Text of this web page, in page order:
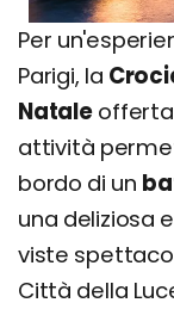
Per
Parigi, la
Nataleofferta
attività
bordo di un
una deliziosa
viste
Città della